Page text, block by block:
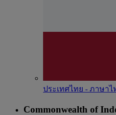
ประเทศไทย - ภาษาไ
Commonwealth of